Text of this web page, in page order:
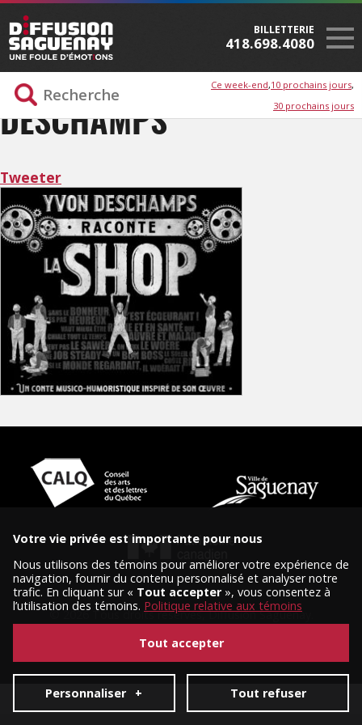
BILLETTERIE
418.698.4080
Ce week-end 10 prochains jours
30 prochains jours
DESCHAMPS
Tweeter
© 2026 Tous droits réservés, Diffusion Saguenay.
Conception et réalisation :Nubee|Mes préférences cookies
Votre vie privée est importante pour nous
Nous utilisons des témoins pour améliorer votre expérience de
navigation, fournir du contenu personnalisé et analyser notre
trafic. En cliquant sur « Tout accepter», vous consentez à
l’utilisation des témoins. Politique relative aux témoins
Personnaliser + Tout refuser
Tout accepter